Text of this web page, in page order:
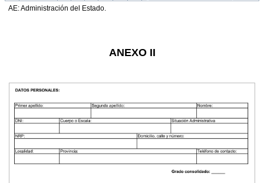
AE: Administración del Estado.
ANEXO II